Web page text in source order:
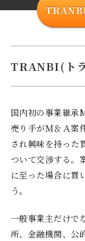
TRANBI(ト
国内初の事業継承
売り手がＭ＆Ａ案
され興味を持った
ついて交渉する。
に至った場合に買
う。
一般事業主だけで
所、金融機関、公